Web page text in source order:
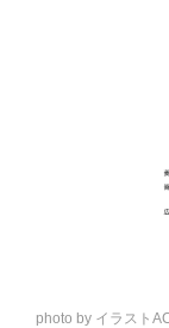
photo by イラスト